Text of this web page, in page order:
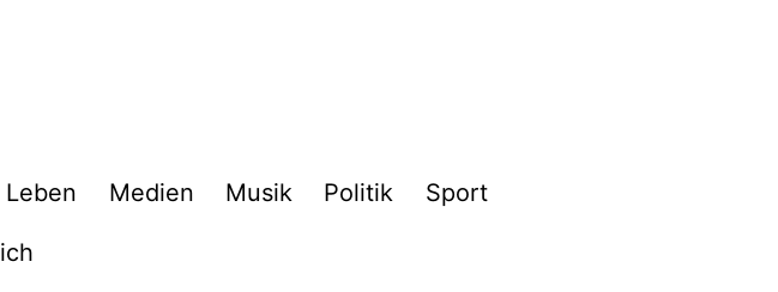
Leben Medien Musik Politik Sport